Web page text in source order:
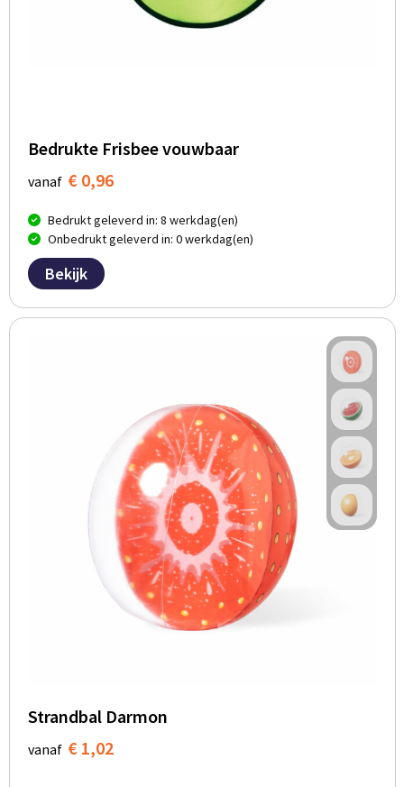
Bedrukte Frisbee vouwbaar
vanaf € 0,96
Bedrukt geleverd in: 8 werkdag(en)
Onbedrukt geleverd in: 0 werkdag(en)
Bekijk
Strandbal Darmon
vanaf € 1,02